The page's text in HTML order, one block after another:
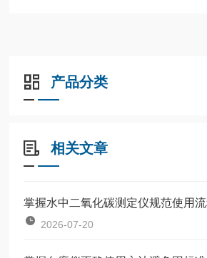
产品分类
相关文章
2026-07-20